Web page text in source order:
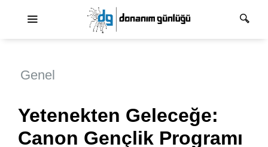
Genel
Yetenekten Geleceğe:
Canon Gençlik Programı